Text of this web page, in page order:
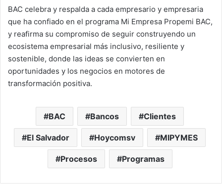
BAC celebra y respalda a cada empresario y empresaria
que ha confiado en el programa Mi Empresa Propemi BAC,
y reafirma su compromiso de seguir construyendo un
ecosistema empresarial más inclusivo, resiliente y
sostenible, donde las ideas se convierten en
oportunidades y los negocios en motores de
transformación positiva.
BAC Bancos Clientes
El Salvador Hoycomsv MIPYMES
Procesos Programas